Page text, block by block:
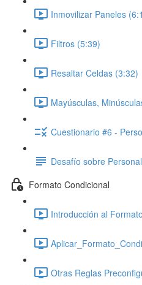
Inmovilizar Paneles
Filtros (5:39)
Resaltar Celdas (3:32)
Mayúsculas,
Cuestionario #6 -
Desafío sobre
Formato Condicional
Introducción al
Otras Reglas